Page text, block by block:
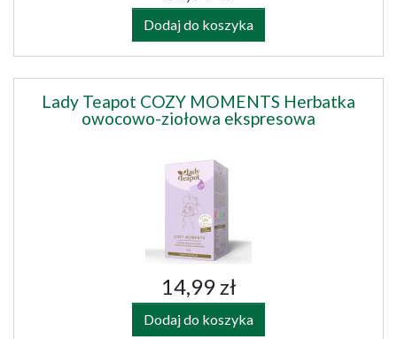
Dodaj do koszyka
Lady Teapot COZY MOMENTS Herbatka
owocowo-ziołowa ekspresowa
14,99 zł
Dodaj do koszyka